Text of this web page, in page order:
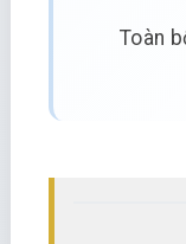
Toàn